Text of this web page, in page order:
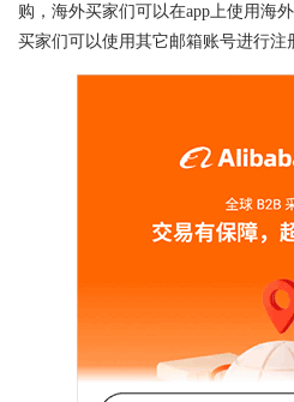
购，海外买家们可以在app上使用海
买家们可以使用其它邮箱账号进行注